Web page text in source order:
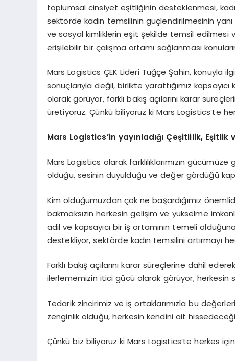
toplumsal cinsiyet eşitliğinin desteklenmesi,
sektörde kadın temsilinin güçlendirilmesinin yanı
ve sosyal kimliklerin eşit şekilde temsil edilmesi
erişilebilir bir çalışma ortamı sağlanması
Mars Logistics ÇEK Lideri Tuğçe Şahin, konuyla
sonuçlarıyla değil, birlikte yarattığımız
olarak görüyor, farklı bakış açılarını karar
üretiyoruz. Çünkü biliyoruz ki Mars Logistics’te
Mars Logistics’in yayınladığı Çeşitlilik,
Mars Logistics olarak farklılıklarımızın
olduğu, sesinin duyulduğu ve değer gördüğü
Kim olduğumuzdan çok ne başardığımız
bakmaksızın herkesin gelişim ve yükselme
adil ve kapsayıcı bir iş ortamının temeli
destekliyor, sektörde kadın temsilini artırmayı
Farklı bakış açılarını karar süreçlerine dahil
ilerlememizin itici gücü olarak görüyor, herkesin
Tedarik zincirimiz ve iş ortaklarımızla bu
zenginlik olduğu, herkesin kendini ait
Çünkü biz biliyoruz ki Mars Logistics’te herkes